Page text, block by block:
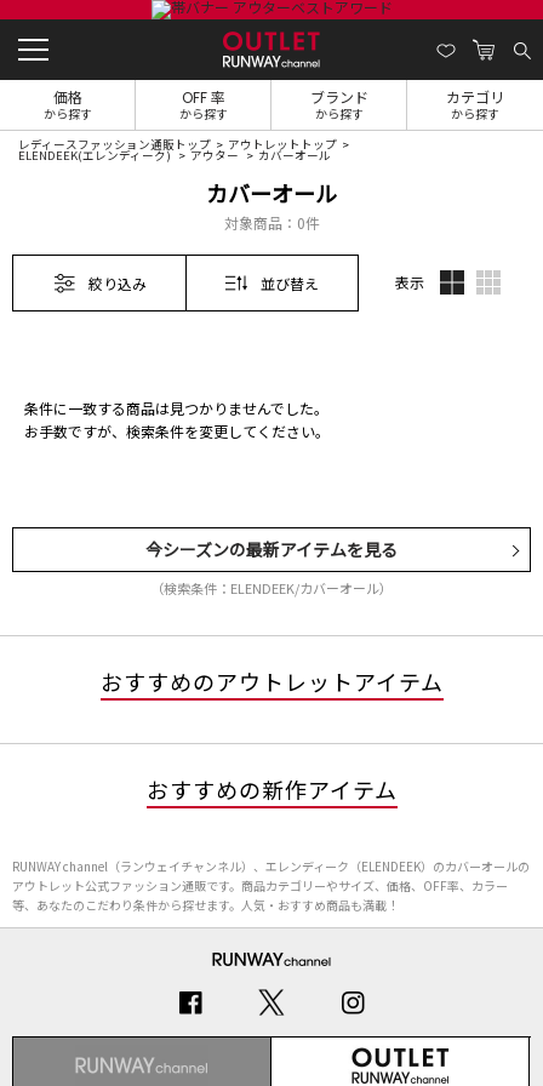
価格
から探す
OFF 率
から探す
ブランド
から探す
カテゴリ
から探す
レディースファッション通販トップ アウトレットトップ
ELENDEEK(エレンディーク) アウター カバーオール
カバーオール
対象商品： 0件
絞り込み 並び替え 表示
条件に一致する商品は見つかりませんでした。
お手数ですが、検索条件を変更してください。
今シーズンの最新アイテムを見る
（検索条件：ELENDEEK/カバーオール）
おすすめのアウトレットアイテム
おすすめの新作アイテム
RUNWAY channel（ランウェイチャンネル）、エレンディーク（ELENDEEK）のカバーオールの
アウトレット公式ファッション通販です。商品カテゴリーやサイズ、価格、OFF率、カラー
等、あなたのこだわり条件から探せます。人気・おすすめ商品も満載！